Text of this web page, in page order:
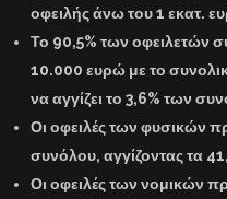
οφειλής άνω του 1 εκατ.
Το 90,5% των οφειλετών
10.000 ευρώ με το
να αγγίζει το 3,6% των
Οι οφειλές των φυσικών
συνόλου, αγγίζοντας τα
Οι οφειλές των νομικών